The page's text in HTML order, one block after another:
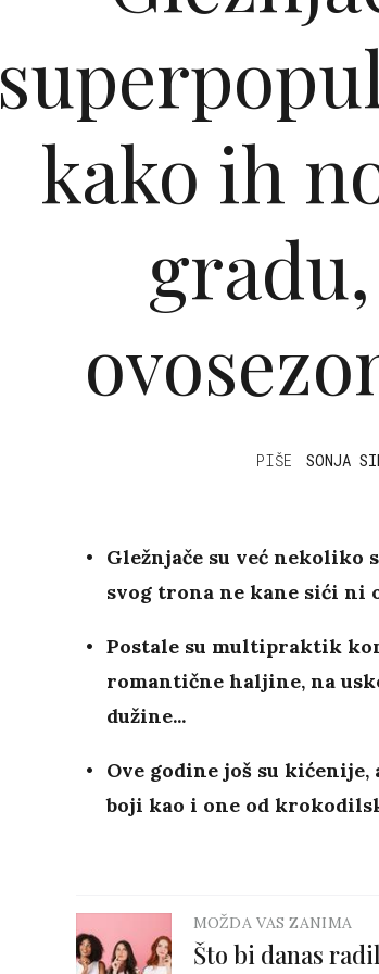
kako ih
PIŠE SONJA
Gležnjače su već nekoliko
svog trona ne kane sići ni
Postale su multipraktik
romantične haljine, na
dužine...
Ove godine još su
boji kao i one od
MOŽDA VAS ZANIMA
Što bi danas